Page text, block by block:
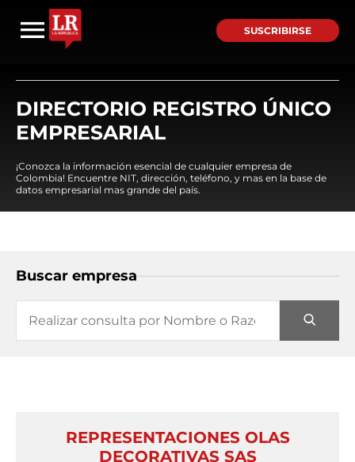
SUSCRIBIRSE
DIRECTORIO REGISTRO ÚNICO
EMPRESARIAL
¡Conozca la información esencial de cualquier empresa de
Colombia! Encuentre NIT, dirección, teléfono, y mas en la base de
datos empresarial mas grande del país.
Buscar empresa
REPRESENTACIONES OLAS
DECORATIVAS SAS